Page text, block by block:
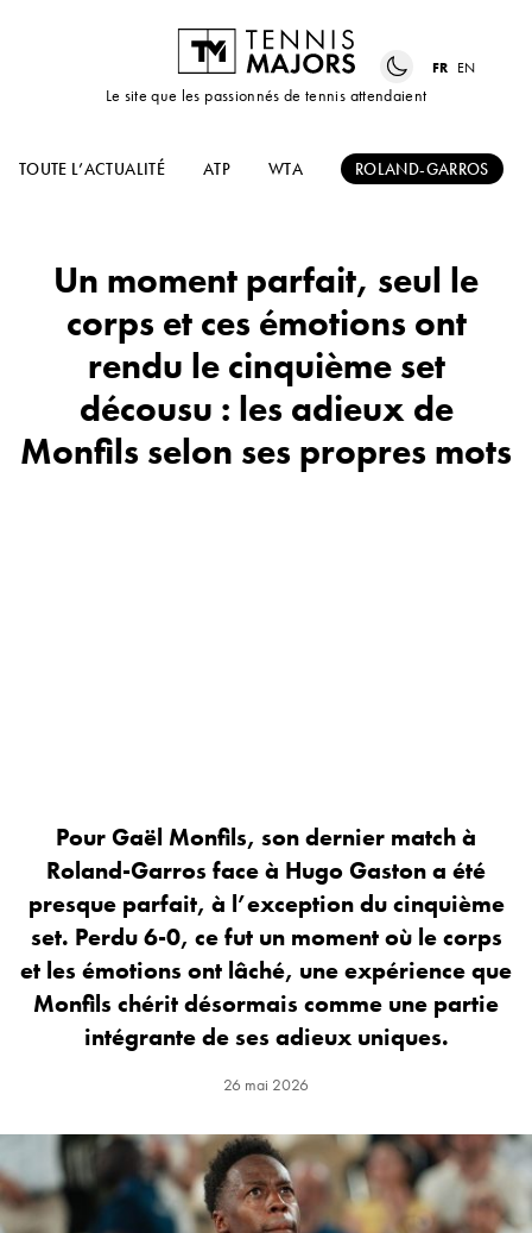
Le site que les passionnés de tennis attendaient
FR EN
TOUTE L’ACTUALITÉ ATP WTA ROLAND-GARROS
Un moment parfait, seul le
corps et ces émotions ont
rendu le cinquième set
décousu : les adieux de
Monfils selon ses propres mots
Pour Gaël Monfils, son dernier match à
Roland-Garros face à Hugo Gaston a été
presque parfait, à l’exception du cinquième
set. Perdu 6-0, ce fut un moment où le corps
et les émotions ont lâché, une expérience que
Monfils chérit désormais comme une partie
intégrante de ses adieux uniques.
26 mai 2026